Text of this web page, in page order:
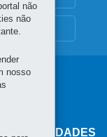
COMUNIDADES
não
não
nosso